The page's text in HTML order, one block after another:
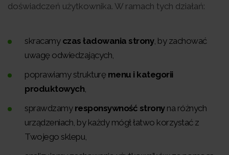
doświadczeń użytkownika. W ramach tych działań:
skracamy czas ładowania strony, by zachować
uwagę odwiedzających,
poprawiamy strukturę menu i kategorii
produktowych
sprawdzamy responsywność stronyna różnych
urządzeniach, by każdy mógł łatwo korzystać z
Twojego sklepu,